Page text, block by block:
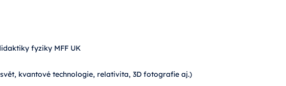
fyziky MFF UK
kvantové technologie, relativita, 3D fotografie aj.)